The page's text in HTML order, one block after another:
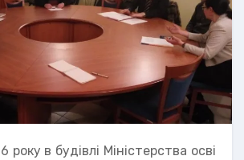
року в будівлі Міністерства осві